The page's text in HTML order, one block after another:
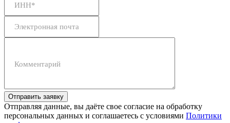
ИНН*
Электронная почта
Комментарий
Отправить заявку
Отправляя данные, вы даёте свое согласие на обработку
персональных данных и соглашаетесь с условиями Политики